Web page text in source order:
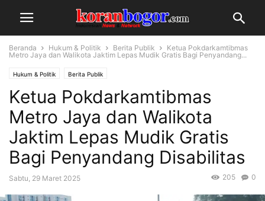
Beranda Hukum & Politik Berita Publik
Ketua Pokdarkamtibmas
Metro Jaya dan Walikota Jaktim Lepas Mudik Gratis Bagi Penyandang...
Hukum & Politik Berita Publik
Ketua Pokdarkamtibmas
Metro Jaya dan Walikota
Jaktim Lepas Mudik Gratis
Bagi Penyandang Disabilitas
Sabtu, 29 Maret 2025 0
205